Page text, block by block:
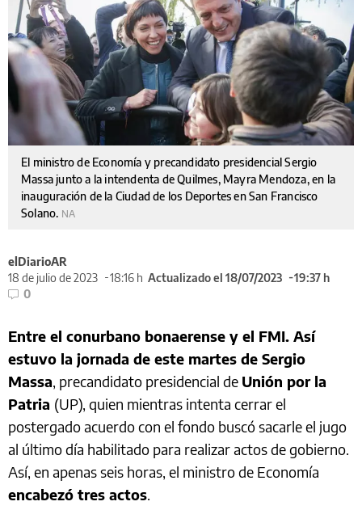
El ministro de Economía y precandidato presidencial Sergio
Massa junto a la intendenta de Quilmes, Mayra Mendoza, en la
inauguración de la Ciudad de los Deportes en San Francisco
Solano. NA
elDiarioAR
18 de julio de 2023
18:16 h Actualizado el 18/07/2023
19:37 h
0
Entre el conurbano bonaerense y el FMI. Así
estuvo la jornada de este martes de Sergio
Massa, precandidato presidencial de Unión por la
Patria (UP), quien mientras intenta cerrar el
postergado acuerdo con el fondo buscó sacarle el jugo
al último día habilitado para realizar actos de gobierno.
Así, en apenas seis horas, el ministro de Economía
encabezó tres actos.